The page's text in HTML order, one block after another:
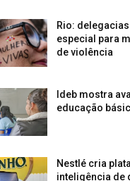
Rio:
especial para
de violência
Ideb mostra
educação
Nestlé cria
inteligência de